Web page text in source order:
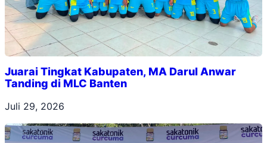
Juarai Tingkat Kabupaten, MA Darul Anwar
Tanding di MLC Banten
Juli 29, 2026